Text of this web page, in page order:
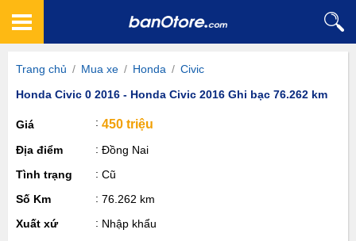
Trang chủ / Mua xe / Honda / Civic
Honda Civic 0 2016 - Honda Civic 2016 Ghi bạc 76.262 km
Giá 450 triệu
Địa điểm
Đồng Nai
Tình trạng
Cũ
Số Km
76.262 km
Xuất xứ
Nhập khẩu